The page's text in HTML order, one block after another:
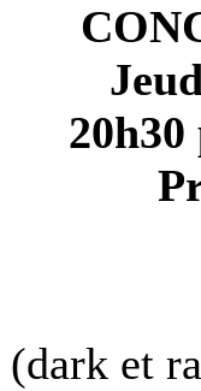
20h30
(dark et